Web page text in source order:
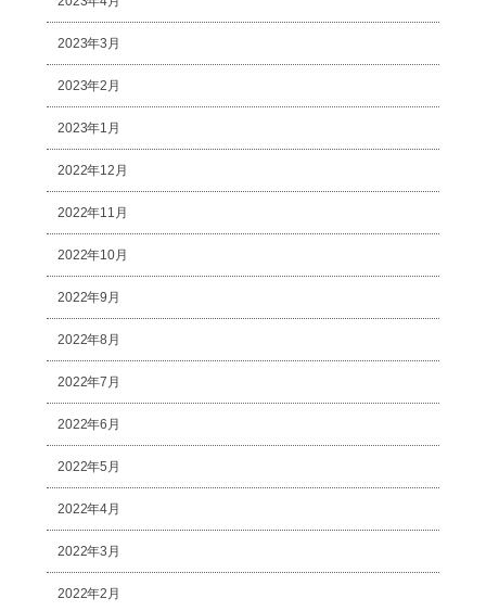
2023年3月
2023年2月
2023年1月
2022年12月
2022年11月
2022年10月
2022年9月
2022年8月
2022年7月
2022年6月
2022年5月
2022年4月
2022年3月
2022年2月